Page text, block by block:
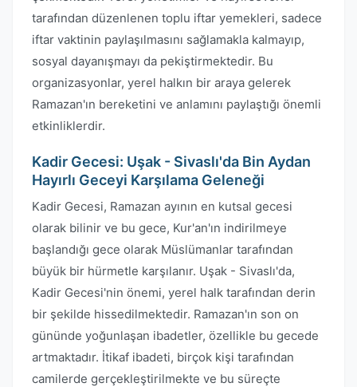
tarafından düzenlenen toplu iftar yemekleri, sadece
iftar vaktinin paylaşılmasını sağlamakla kalmayıp,
sosyal dayanışmayı da pekiştirmektedir. Bu
organizasyonlar, yerel halkın bir araya gelerek
Ramazan'ın bereketini ve anlamını paylaştığı önemli
etkinliklerdir.
Kadir Gecesi: Uşak - Sivaslı'da Bin Aydan
Hayırlı Geceyi Karşılama Geleneği
Kadir Gecesi, Ramazan ayının en kutsal gecesi
olarak bilinir ve bu gece, Kur'an'ın indirilmeye
başlandığı gece olarak Müslümanlar tarafından
büyük bir hürmetle karşılanır. Uşak - Sivaslı'da,
Kadir Gecesi'nin önemi, yerel halk tarafından derin
bir şekilde hissedilmektedir. Ramazan'ın son on
gününde yoğunlaşan ibadetler, özellikle bu gecede
artmaktadır. İtikaf ibadeti, birçok kişi tarafından
camilerde gerçekleştirilmekte ve bu süreçte